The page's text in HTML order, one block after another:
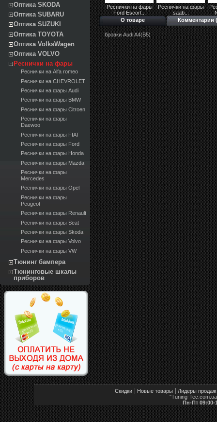
Оптика SKODA
Оптика SUBARU
Оптика SUZUKI
Оптика TOYOTA
Оптика VolksWagen
Оптика VOLVO
Реснички на фары
Реснички на Alfa romeo
Реснички на CHEVROLET
Реснички на фары Audi
Реснички на фары BMW
Реснички на фары Citroen
Реснички на фары
Daewoo
Реснички на фары FIAT
Реснички на фары Ford
Реснички на фары Honda
Реснички на фары Mazda
Реснички на фары
Mercedes
Реснички на фары Opel
Реснички на фары
Peugeot
Реснички на фары Renault
Реснички на фары Seat
Реснички на фары Skoda
Реснички на фары Volvo
Реснички на фары VW
Тюнинг бампера
Тюнинговые шкалы
приборов
Реснички на фары
Ford Escort...
Реснички на фары
saab...
О товаре
Комментарии
бровки Audi A4(B5)
Скидки Новые товары
Лидеры продаж
"Tuning-
Пн-Пт 09:00-